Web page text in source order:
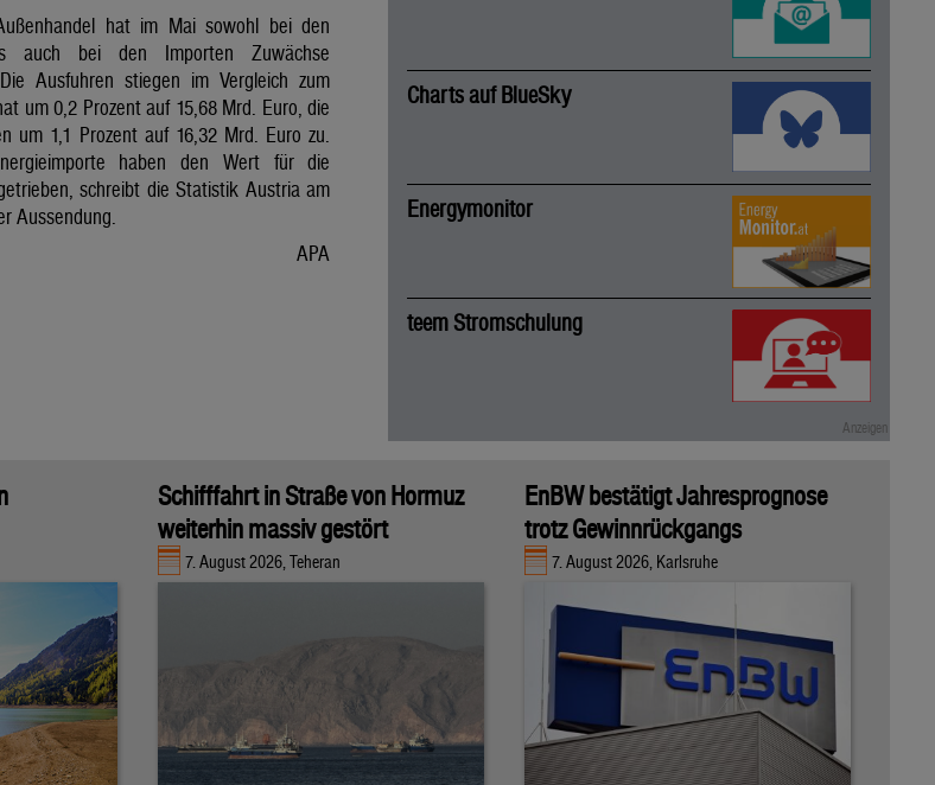
hat im Mai sowohl bei den
auch bei den Importen Zuwächse
Ausfuhren stiegen im Vergleich zum
um 0,2 Prozent auf 15,68 Mrd. Euro, die
um 1,1 Prozent auf 16,32 Mrd. Euro zu.
haben den Wert für die
schreibt die Statistik Austria am
Aussendung.
APA
Charts auf BlueSky
Energymonitor
teem Stromschulung
Schifffahrt in Straße von Hormuz
weiterhin massiv gestört
7. August 2026, Teheran
EnBW bestätigt Jahresprognose
trotz Gewinnrückgangs
7. August 2026, Karlsruhe